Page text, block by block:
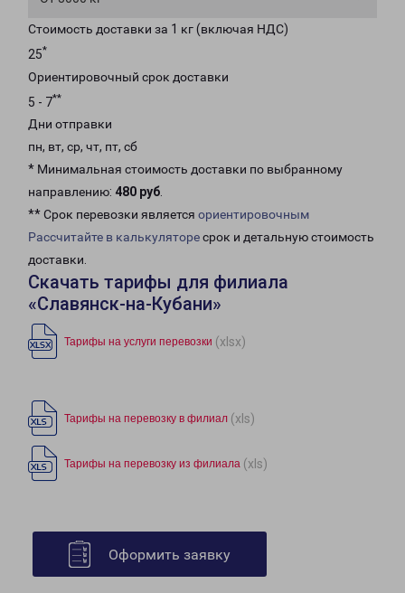
Стоимость доставки за 1 кг (включая НДС)
25*
Ориентировочный срок доставки
5 - 7**
Дни отправки
пн, вт, ср, чт, пт, сб
* Минимальная стоимость доставки по выбранному
направлению: 480 руб.
** Срок перевозки является ориентировочным
Рассчитайте в калькуляторесрок и детальную стоимость
доставки.
Скачать тарифы для филиала
«Славянск-на-Кубани»
Тарифы на услуги перевозки (xlsx)
Тарифы на перевозку в филиал (xls)
Тарифы на перевозку из филиала (xls)
Оформить заявку